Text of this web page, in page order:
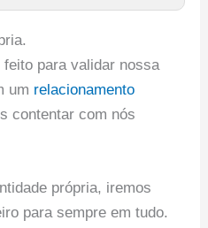
para validar nossa
um relacionamento
contentar com nós
própria, iremos
para sempre em tudo.